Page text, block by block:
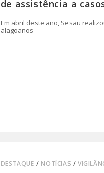
de assistência a
Em abril deste ano, Sesau
alagoanos
DESTAQUE /NOTÍCIAS /